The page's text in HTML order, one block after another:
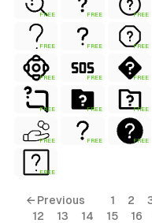
FREE FREE FREE
FREE FREE FREE
FREE FREE FREE
FREE FREE FREE
FREE FREE FREE
FREE
← Previous 1 2
12
13 14 15 16